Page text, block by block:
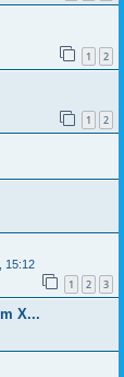
1 2
1 2
15:12
1 2 3
X...